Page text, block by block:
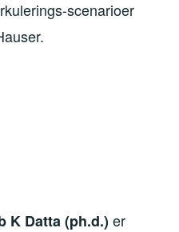
scenarioer
K Datta (ph.d.)er